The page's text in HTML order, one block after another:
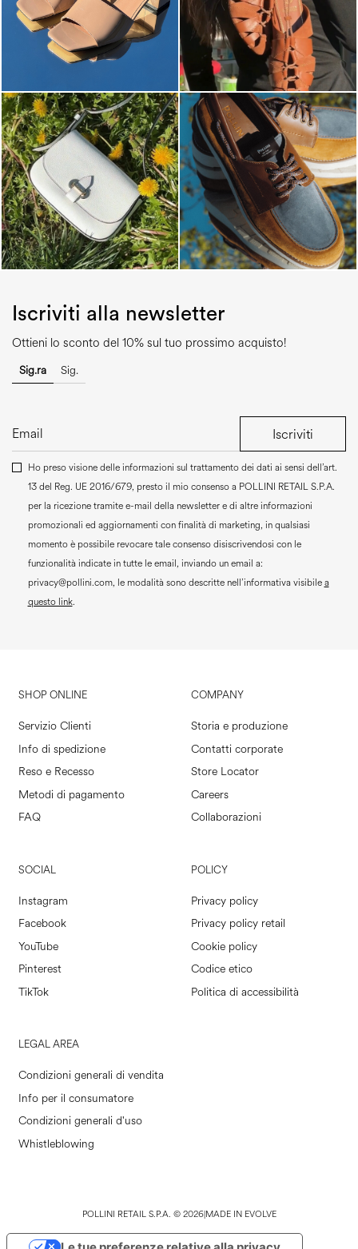
Iscriviti alla newsletter
Ottieni lo sconto del 10% sul tuo prossimo acquisto!
Sig.ra Sig.
Iscriviti
Ho preso visione delle informazioni sul trattamento dei dati ai sensi dell’art.
13 del Reg. UE 2016/679, presto il mio consenso a POLLINI RETAIL S.P.A.
per la ricezione tramite e-mail della newsletter e di altre informazioni
promozionali ed aggiornamenti con finalità di marketing, in qualsiasi
momento è possibile revocare tale consenso disiscrivendosi con le
funzionalità indicate in tutte le email, inviando un email a:
privacy@pollini.com, le modalità sono descritte nell’informativa visibilea
questo link.
SHOP ONLINE
Servizio Clienti
Info di spedizione
Reso e Recesso
Metodi di pagamento
FAQ
COMPANY
Storia e produzione
Contatti corporate
Store Locator
Careers
Collaborazioni
SOCIAL
Instagram
Facebook
YouTube
Pinterest
TikTok
POLICY
Privacy policy
Privacy policy retail
Cookie policy
Codice etico
Politica di accessibilità
LEGAL AREA
Condizioni generali di vendita
Info per il consumatore
Condizioni generali d'uso
Whistleblowing
POLLINI RETAIL S.P.A. © 2026|MADE IN EVOLVE